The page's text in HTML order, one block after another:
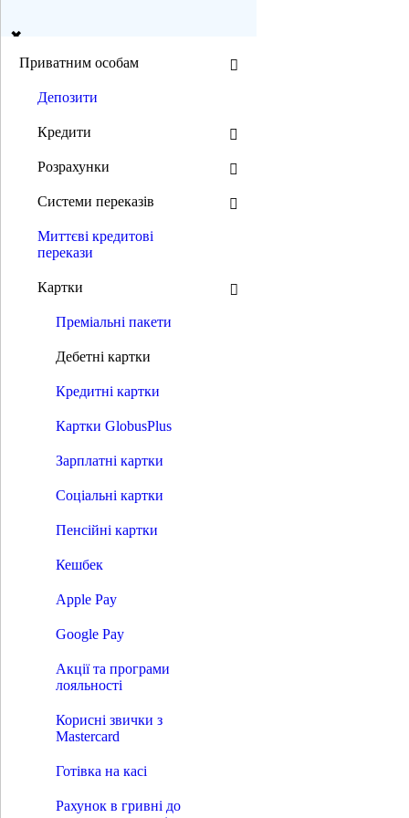
ua
Пошук
Режим ЧБ:
Розмір шрифту:
0 800 300 392
Депозити
Нерухомість в кредит
Мотоцикли в кредит
Кредити на товари
Кредит на картку
Сонячні кредити
Витрати в розстрочку
Плати частинами
Відкриття рахунку
Оплата рахунку за реквізитами
S.W.I.F.T. - Перекази
MoneyGram
Миттєві кредитові перекази
Дебетні картки
Кредитні картки
Зарплатні картки
Пенсійні картки
Приватним особам
Депозити
Кредити
Розрахунки
Системи переказів
Миттєві кредитові
перекази
Картки
Преміальні пакети
Дебетні картки
Кредитні картки
Картки GlobusPlus
Зарплатні картки
Соціальні картки
Пенсійні картки
Кешбек
Apple Pay
Google Pay
Акції та програми
лояльності
Корисні звички з
Mastercard
Готівка на касі
Рахунок в гривні до